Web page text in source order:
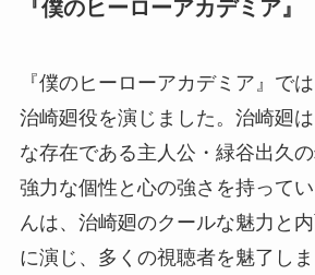
『僕のヒーローアカデミア』
『僕のヒーローアカデミア』で
治崎廻役を演じました。治崎廻
な存在である主人公・緑谷出久の
強力な個性と心の強さを持って
んは、治崎廻のクールな魅力と
に演じ、多くの視聴者を魅了しま